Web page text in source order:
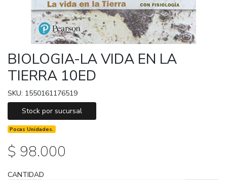
BIOLOGIA-LA VIDA EN LA
TIERRA 10ED
SKU: 1550161176519
Stock por sucursal
Pocas Unidades.
$ 98.000
CANTIDAD